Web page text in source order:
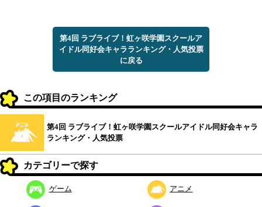
第4回 ラブライブ！虹ヶ咲学園スクールア
イドル同好会キャラランキング・人気投票
に戻る
この項目のランキング
第4回 ラブライブ！虹ヶ咲学園スクールアイドル同好会キャラ
ランキング・人気投票
カテゴリーで探す
ゲーム アニメ